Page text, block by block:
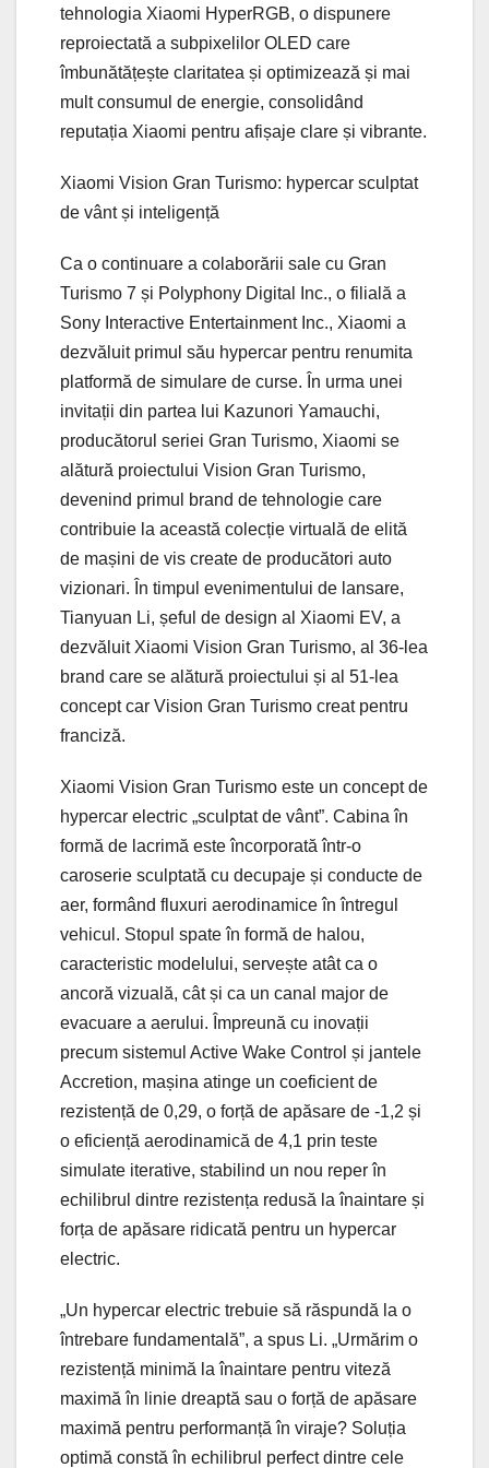
tehnologia Xiaomi HyperRGB, o dispunere
reproiectată a subpixelilor OLED care
îmbunătățește claritatea și optimizează și mai
mult consumul de energie, consolidând
reputația Xiaomi pentru afișaje clare și vibrante.
Xiaomi Vision Gran Turismo: hypercar sculptat
de vânt și inteligență
Ca o continuare a colaborării sale cu Gran
Turismo 7 și Polyphony Digital Inc., o filială a
Sony Interactive Entertainment Inc., Xiaomi a
dezvăluit primul său hypercar pentru renumita
platformă de simulare de curse. În urma unei
invitații din partea lui Kazunori Yamauchi,
producătorul seriei Gran Turismo, Xiaomi se
alătură proiectului Vision Gran Turismo,
devenind primul brand de tehnologie care
contribuie la această colecție virtuală de elită
de mașini de vis create de producători auto
vizionari. În timpul evenimentului de lansare,
Tianyuan Li, șeful de design al Xiaomi EV, a
dezvăluit Xiaomi Vision Gran Turismo, al 36-lea
brand care se alătură proiectului și al 51-lea
concept car Vision Gran Turismo creat pentru
franciză.
Xiaomi Vision Gran Turismo este un concept de
hypercar electric „sculptat de vânt”. Cabina în
formă de lacrimă este încorporată într-o
caroserie sculptată cu decupaje și conducte de
aer, formând fluxuri aerodinamice în întregul
vehicul. Stopul spate în formă de halou,
caracteristic modelului, servește atât ca o
ancoră vizuală, cât și ca un canal major de
evacuare a aerului. Împreună cu inovații
precum sistemul Active Wake Control și jantele
Accretion, mașina atinge un coeficient de
rezistență de 0,29, o forță de apăsare de -1,2 și
o eficiență aerodinamică de 4,1 prin teste
simulate iterative, stabilind un nou reper în
echilibrul dintre rezistența redusă la înaintare și
forța de apăsare ridicată pentru un hypercar
electric.
„Un hypercar electric trebuie să răspundă la o
întrebare fundamentală”, a spus Li. „Urmărim o
rezistență minimă la înaintare pentru viteză
maximă în linie dreaptă sau o forță de apăsare
maximă pentru performanță în viraje? Soluția
optimă constă în echilibrul perfect dintre cele